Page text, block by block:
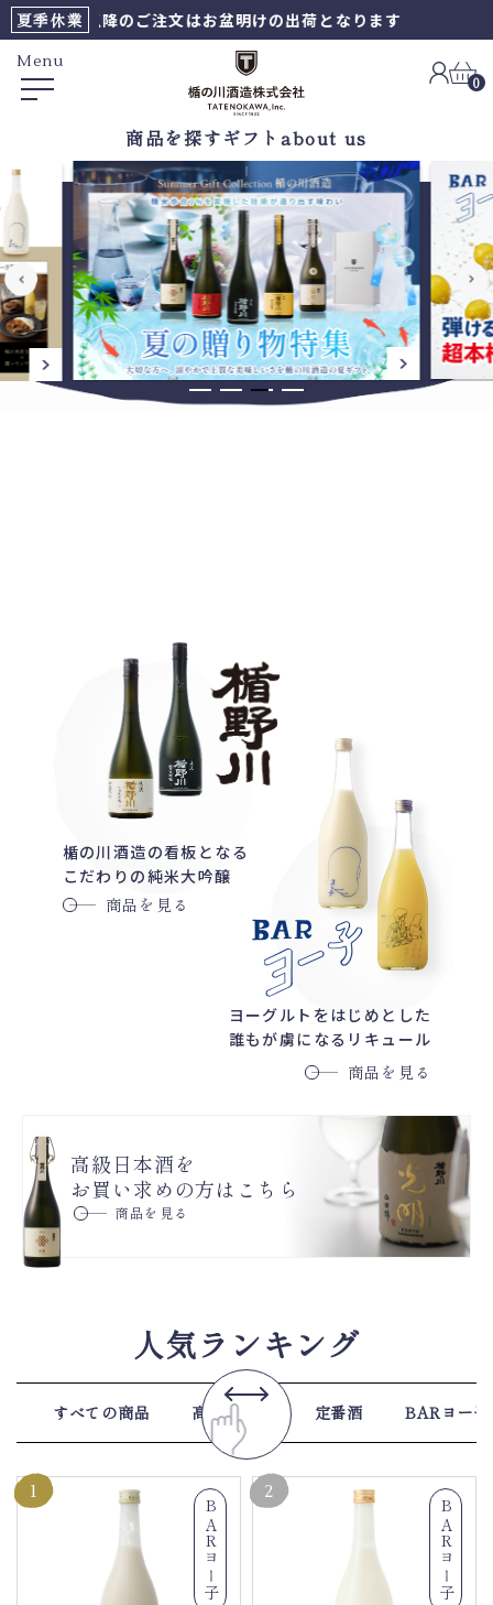
夏季休業
以降のご注文はお盆明けの出荷となります
Menu
0
商品を探すギフト about us
楯の川酒造の看板となる
こだわりの純米大吟醸
商品を見る
ヨーグルトをはじめとした
誰もが虜になるリキュール
商品を見る
高級日本酒を
お買い求めの方はこちら
商品を見る
人気ランキング
すべての商品 高級日本酒 定番酒 BARヨー子
BARヨー子
1
BARヨー子
2